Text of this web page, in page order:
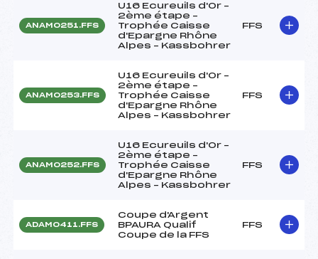
ANAM0251.FFS
U16 Ecureuils d'Or –
2ème étape –
Trophée Caisse
d'Epargne Rhône
Alpes – Kassbohrer
FFS
ANAM0253.FFS
U16 Ecureuils d'Or –
2ème étape –
Trophée Caisse
d'Epargne Rhône
Alpes – Kassbohrer
FFS
ANAM0252.FFS
U16 Ecureuils d'Or –
2ème étape –
Trophée Caisse
d'Epargne Rhône
Alpes – Kassbohrer
FFS
ADAM0411.FFS
Coupe d'Argent
BPAURA Qualif
Coupe de la FFS
FFS